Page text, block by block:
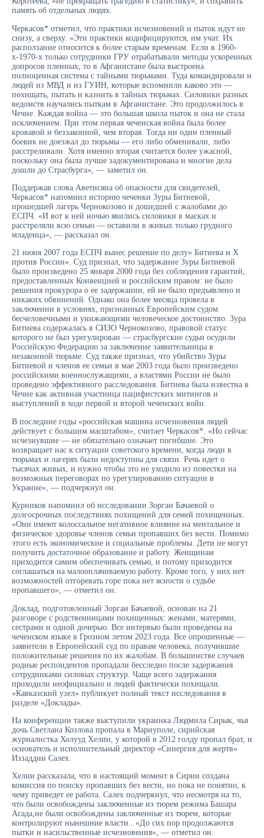
память об отдельных людях.
Черкасов* отметил, что практики исчезновений и пыток идут не
снизу, а сверху. «Эти практики кодифицируются, им учат. Их
расползание относится к более старым временам. Если в 1960-
х-1970-х только сотрудники ГРУ отрабатывали методы ускоренных
допросов пленных, то в Афганистане была выстроена
полноценная система с тайными тюрьмами. Туда командировали и
людей из МВД и из ГУИН, которые вспомнили каково это —
похищать, пытать и казнить в тайных тюрьмах. Силовики разных
ведомств научались пыткам в Афганистане. Это продолжилось в
Чечне. Каждая война — это большая школа пыток и она не стала
исключением. При этом первая чеченская война была более
кровавой и беззаконной, чем вторая. Тогда ни один пленный
боевик не доезжал до тюрьмы — его либо обменивали, либо
расстреливали. Хотя именно вторая считается более ужасной,
поскольку она была лучше задокументирована и многие дела
дошли до Страсбурга», — заметил он.
Поддержав слова Аветисяна об опасности для свидетелей,
Черкасов* напомнил историю чеченки Зуры Битиевой,
прошедшей лагерь Чернокозово и дошедшей с жалобами до
ЕСПЧ. «И вот к ней ночью явились силовики в масках и
расстреляли всю семью — оставили в живых только грудного
младенца», — рассказал он.
21 июня 2007 года ЕСПЧ вынес решение по делу» Битиева и Х
против России». Суд признал, что задержание Зуры Битиевой
было произведено 25 января 2000 года без соблюдения гарантий,
предоставленных Конвенцией и российским правом: не было
решения прокурора о ее задержании, ей не было предъявлено и
никаких обвинений. Однако она более месяца провела в
заключении в условиях, признанных Европейским судом
бесчеловечными и унижающими человеческое достоинство. Зура
Битиева содержалась в СИЗО Чернокозово, правовой статус
которого не был урегулирован — страсбургские судьи осудили
Российскую Федерацию за заключение заявительницы в
незаконной тюрьме. Суд также признал, что убийство Зуры
Битиевой и членов ее семьи в мае 2003 года было произведено
российскими военнослужащими, а властями России не было
проведено эффективного расследования. Битиева была известна в
Чечне как активная участница пацифистских митингов и
выступлений в ходе первой и второй чеченских войн.
В последние годы «российская машина исчезновения людей
действует с большим масштабом», считает Черкасов*. «Но сейчас
исчезнувшие — не обязательно означает погибшие. Это
возвращает нас к ситуации советского времени, когда люди в
тюрьмах и лагерях были недоступны для связи. Речь идет о
тысячах живых, и нужно чтобы это не уходило из повестки на
возможных переговорах по урегулированию ситуации в
Украине», — подчеркнул он.
Курников напомнил об исследовании Зорган Бачаевой о
долгосрочных последствиях похищений для семей похищенных.
«Они имеют колоссальное негативное влияние на ментальное и
физическое здоровье членов семьи пропавших без вести. Помимо
этого есть экономические и социальные проблемы. Дети не могут
получить достаточное образование и работу. Женщинам
приходится самим обеспечивать семью, и потому приходится
соглашаться на малооплачиваемую работу. Кроме того, у них нет
возможностей отгоревать горе пока нет ясности о судьбе
пропавшего», — отметил он.
Доклад, подготовленный Зорган Бачаевой, основан на 21
разговоре с родственницами похищенных: женами, матерями,
сестрами и одной дочерью. Все интервью были проведены на
чеченском языке в Грозном летом 2023 года. Все опрошенные —
заявители в Европейский суд по правам человека, получившие
положительные решения по их жалобам. В большинстве случаев
родные респондентов пропадали бесследно после задержания
сотрудниками силовых структур. Чаще всего задержания
проходили неофициально и людей фактически похищали.
«Кавказский узел» публикует полный текст исследования в
разделе «Доклады».
На конференции также выступили украинка Людмила Сирык, чья
дочь Светлана Козлова пропала в Мариуполе, сирийская
журналистка Холууд Хелии, у которой в 2012 голду пропал брат, и
основатель и исполнительный директор «Синергия для жертв»
Иззаддин Салех.
Хелии рассказала, что в настоящий момент в Сирии создана
комиссия по поиску пропавших без вести, но пока не понятно, к
чему приведет ее работа. Салех подчеркнул, что несмотря на то,
что были освобождены заключенные из тюрем режима Башара
Асада,не были освобождены заключенные из тюрем, которые
контролируют нынешние власти.. «До сих пор продолжаются
пытки и насильственные исчезновения», — отметил он.